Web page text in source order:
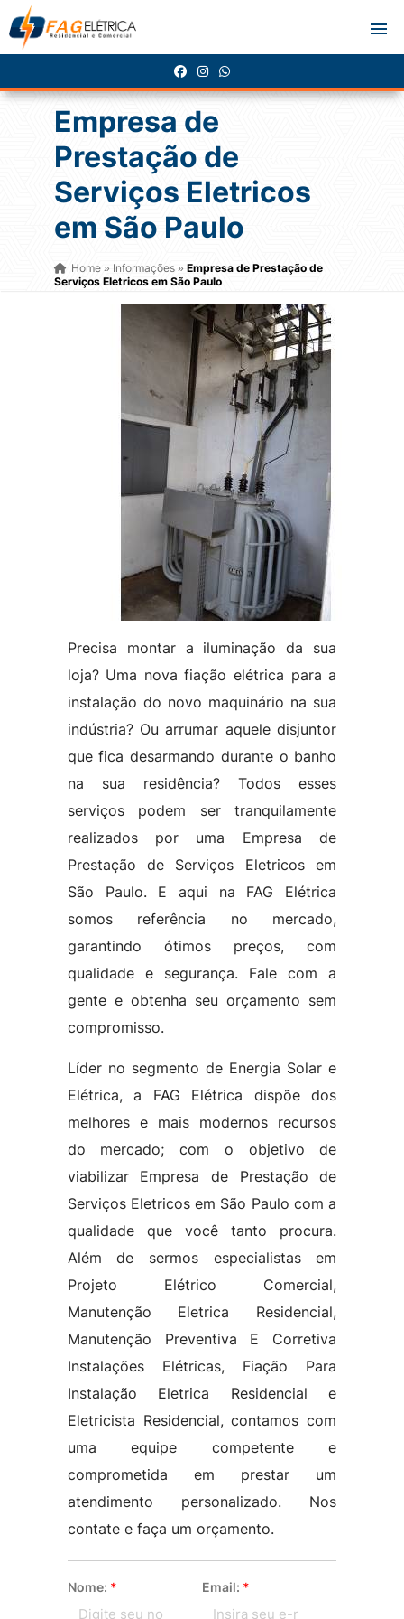
Empresa de
Prestação de
Serviços Eletricos
em São Paulo
Home» Informações » Empresa de Prestação de
Serviços Eletricos em São Paulo
Precisa montar a iluminação da sua
loja? Uma nova fiação elétrica para a
instalação do novo maquinário na sua
indústria? Ou arrumar aquele disjuntor
que fica desarmando durante o banho
na sua residência? Todos esses
serviços podem ser tranquilamente
realizados por uma Empresa de
Prestação de Serviços Eletricos em
São Paulo. E aqui na FAG Elétrica
somos referência no mercado,
garantindo ótimos preços, com
qualidade e segurança. Fale com a
gente e obtenha seu orçamento sem
compromisso.
Líder no segmento de Energia Solar e
Elétrica, a FAG Elétrica dispõe dos
melhores e mais modernos recursos
do mercado; com o objetivo de
viabilizar Empresa de Prestação de
Serviços Eletricos em São Paulo com a
qualidade que você tanto procura.
Além de sermos especialistas em
Projeto Elétrico Comercial,
Manutenção Eletrica Residencial,
Manutenção Preventiva E Corretiva
Instalações Elétricas, Fiação Para
Instalação Eletrica Residencial e
Eletricista Residencial, contamos com
uma equipe competente e
comprometida em prestar um
atendimento personalizado. Nos
contate e faça um orçamento.
Nome: * Email: *